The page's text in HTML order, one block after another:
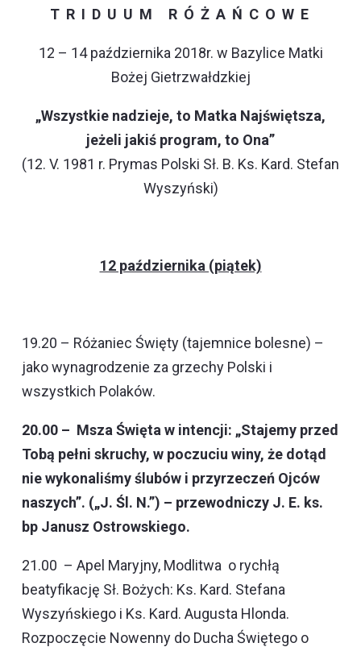
T R I D U U M R Ó Ż A Ń C O W E
12 – 14 października 2018r. w Bazylice Matki
Bożej Gietrzwałdzkiej
„Wszystkie nadzieje, to Matka Najświętsza,
jeżeli jakiś program, to Ona”
(12. V. 1981 r. Prymas Polski Sł. B. Ks. Kard. Stefan
Wyszyński)
12 października (piątek)
19.20 – Różaniec Święty (tajemnice bolesne) –
jako wynagrodzenie za grzechy Polski i
wszystkich Polaków.
20.00 – Msza Święta w intencji: „Stajemy przed
Tobą pełni skruchy, w poczuciu winy, że dotąd
nie wykonaliśmy ślubów i przyrzeczeń Ojców
naszych”. („J. Śl. N.”) – przewodniczy J. E. ks.
bp Janusz Ostrowskiego.
21.00 – Apel Maryjny, Modlitwa o rychłą
beatyfikację Sł. Bożych: Ks. Kard. Stefana
Wyszyńskiego i Ks. Kard. Augusta Hlonda.
Rozpoczęcie Nowenny do Ducha Świętego o